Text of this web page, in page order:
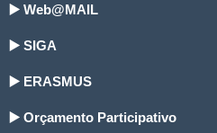
▶️ Web@MAIL
▶️ SIGA
▶️ ERASMUS
▶️ Orçamento Participativo